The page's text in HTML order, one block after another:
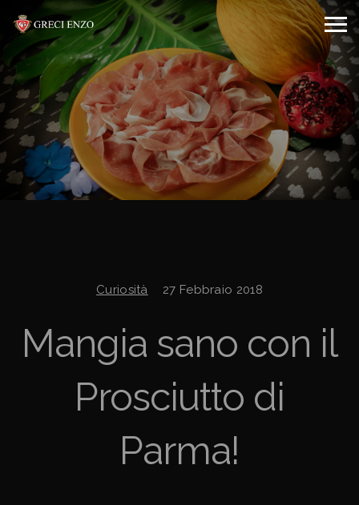
Curiosità 27 Febbraio 2018
Mangia sano con il
Prosciutto di
Parma!